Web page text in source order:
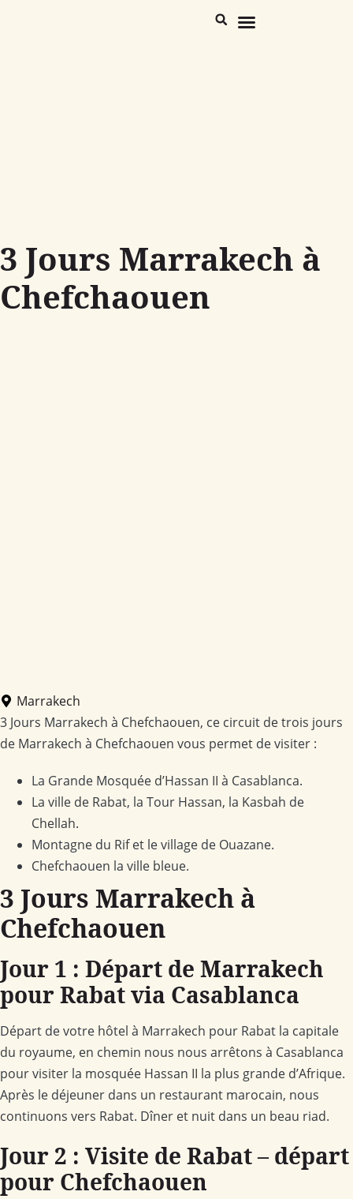
3 Jours Marrakech à
Chefchaouen
Marrakech
3 Jours Marrakech à Chefchaouen, ce circuit de trois jours
de Marrakech à Chefchaouen vous permet de visiter :
La Grande Mosquée d’Hassan II à Casablanca.
La ville de Rabat, la Tour Hassan, la Kasbah de
Chellah.
Montagne du Rif et le village de Ouazane.
Chefchaouen la ville bleue.
3 Jours Marrakech à
Chefchaouen
Jour 1 : Départ de Marrakech
pour Rabat via Casablanca
Départ de votre hôtel à Marrakech pour Rabat la capitale
du royaume, en chemin nous nous arrêtons à Casablanca
pour visiter la mosquée Hassan II la plus grande d’Afrique.
Après le déjeuner dans un restaurant marocain, nous
continuons vers Rabat. Dîner et nuit dans un beau riad.
Jour 2 : Visite de Rabat – départ
pour Chefchaouen